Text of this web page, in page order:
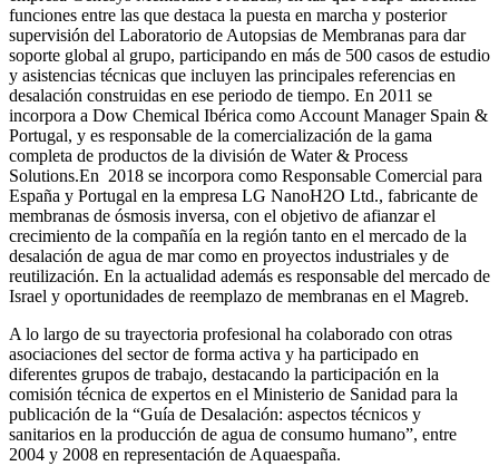
funciones entre las que destaca la puesta en marcha y posterior
supervisión del Laboratorio de Autopsias de Membranas para dar
soporte global al grupo, participando en más de 500 casos de estudio
y asistencias técnicas que incluyen las principales referencias en
desalación construidas en ese periodo de tiempo. En 2011 se
incorpora a Dow Chemical Ibérica como Account Manager Spain &
Portugal, y es responsable de la comercialización de la gama
completa de productos de la división de Water & Process
Solutions.En 2018 se incorpora como Responsable Comercial para
España y Portugal en la empresa LG NanoH2O Ltd., fabricante de
membranas de ósmosis inversa, con el objetivo de afianzar el
crecimiento de la compañía en la región tanto en el mercado de la
desalación de agua de mar como en proyectos industriales y de
reutilización. En la actualidad además es responsable del mercado de
Israel y oportunidades de reemplazo de membranas en el Magreb.
A lo largo de su trayectoria profesional ha colaborado con otras
asociaciones del sector de forma activa y ha participado en
diferentes grupos de trabajo, destacando la participación en la
comisión técnica de expertos en el Ministerio de Sanidad para la
publicación de la “Guía de Desalación: aspectos técnicos y
sanitarios en la producción de agua de consumo humano”, entre
2004 y 2008 en representación de Aquaespaña.